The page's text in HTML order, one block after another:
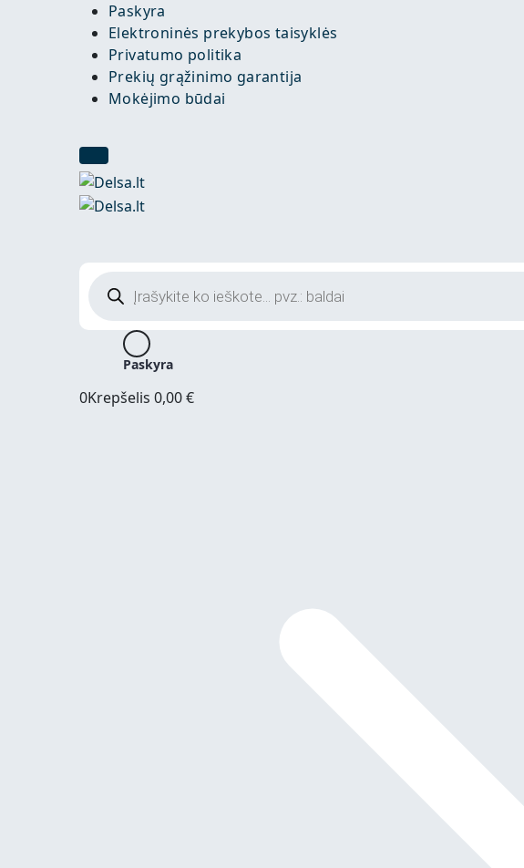
Paskyra
Elektroninės prekybos taisyklės
Privatumo politika
Prekių grąžinimo garantija
Mokėjimo būdai
Products
search
Paskyra
0Krepšelis 0,00€